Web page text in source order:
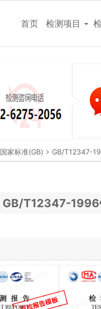
首页 检测项目
国家标准(GB) GB/T12347-
GB/T12347-1996